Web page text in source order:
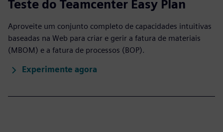
Teste do Teamcenter Easy Plan
Aproveite um conjunto completo de capacidades intuitivas
baseadas na Web para criar e gerir a fatura de materiais
(MBOM) e a fatura de processos (BOP).
Experimente agora